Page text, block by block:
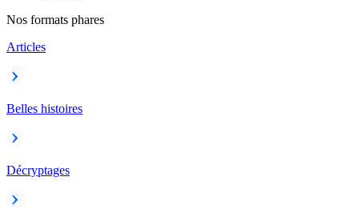
Nos formats phares
Articles
Belles histoires
Décryptages